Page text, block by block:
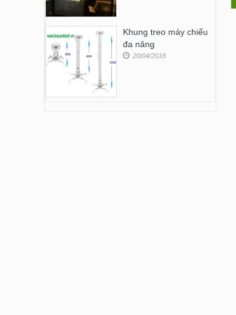
Khung treo máy chiếu
đa năng
20/04/2018